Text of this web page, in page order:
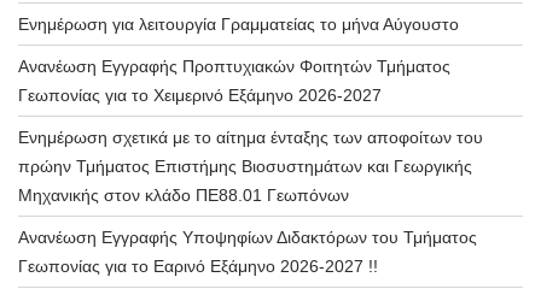
Ενημέρωση για λειτουργία Γραμματείας το μήνα Αύγουστο
Ανανέωση Εγγραφής Προπτυχιακών Φοιτητών Τμήματος
Γεωπονίας για το Χειμερινό Εξάμηνο 2026-2027
Ενημέρωση σχετικά με το αίτημα ένταξης των αποφοίτων του
πρώην Τμήματος Επιστήμης Βιοσυστημάτων και Γεωργικής
Μηχανικής στον κλάδο ΠΕ88.01 Γεωπόνων
Ανανέωση Εγγραφής Υποψηφίων Διδακτόρων του Τμήματος
Γεωπονίας για το Εαρινό Εξάμηνο 2026-2027 !!